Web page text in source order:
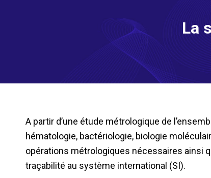
La
A partir d’une étude métrologique de
hématologie, bactériologie, biologie
opérations métrologiques nécessaires ainsi
traçabilité au système international (SI).